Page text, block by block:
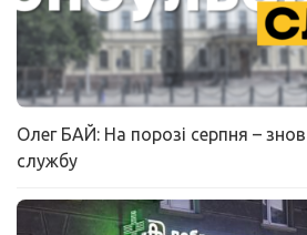
Олег БАЙ: На порозі серпня –
службу